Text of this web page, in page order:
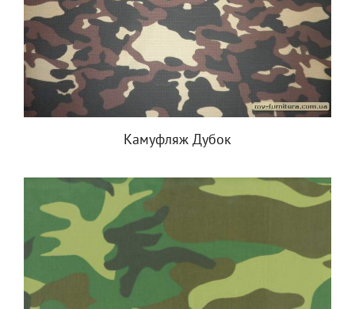
Камуфляж Дубок